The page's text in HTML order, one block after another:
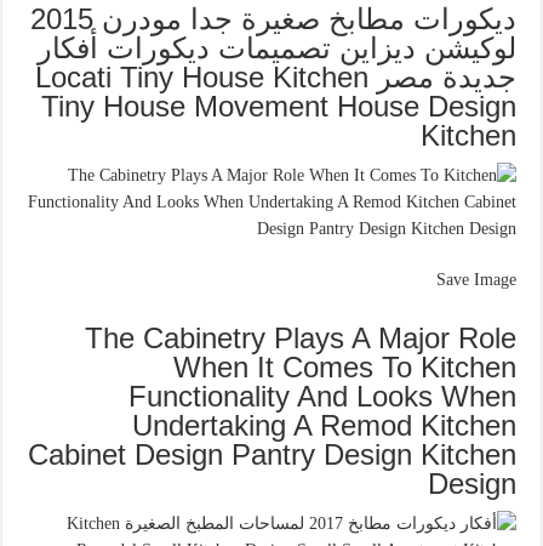
ديكورات مطابخ صغيرة جدا مودرن 2015
لوكيشن ديزاين تصميمات ديكورات أفكار
جديدة مصر Locati Tiny House Kitchen
Tiny House Movement House Design
Kitchen
Save Image
The Cabinetry Plays A Major Role
When It Comes To Kitchen
Functionality And Looks When
Undertaking A Remod Kitchen
Cabinet Design Pantry Design Kitchen
Design